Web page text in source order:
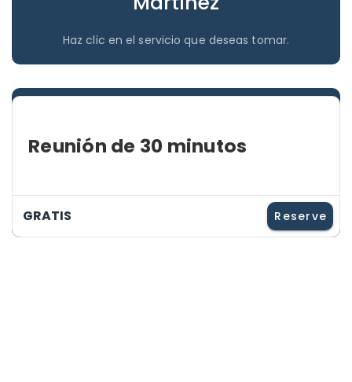
Haz clic en el servicio que deseas tomar.
Reunión de 30 minutos
GRATIS Reserve